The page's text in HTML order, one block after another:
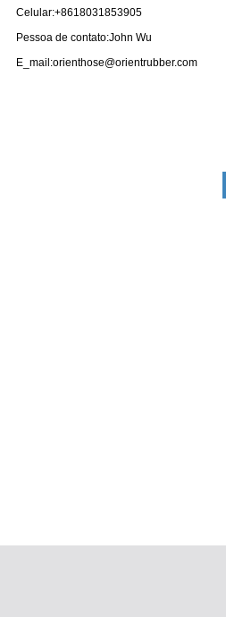
Celular:+8618031853905
Pessoa de contato:John Wu
E_mail:orienthose@orientrubber.com